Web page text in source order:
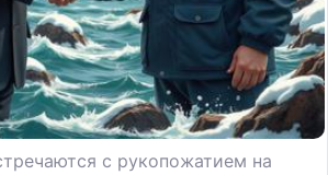
с рукопожатием на